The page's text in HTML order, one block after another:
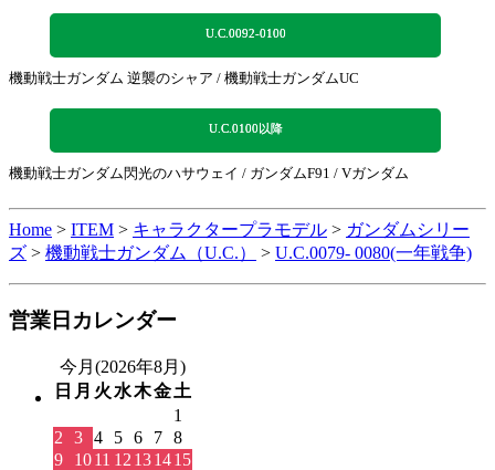
U.C.0092-0100
機動戦士ガンダム 逆襲のシャア / 機動戦士ガンダムUC
U.C.0100以降
機動戦士ガンダム閃光のハサウェイ / ガンダムF91 / Vガンダム
Home > ITEM > キャラクタープラモデル > ガンダムシリー
ズ > 機動戦士ガンダム（U.C.） > U.C.0079- 0080(一年戦争)
営業日カレンダー
今月(2026年8月)
日 月 火 水木金土
1
2
3 4 5 6 7 8
9
1011 12 131415